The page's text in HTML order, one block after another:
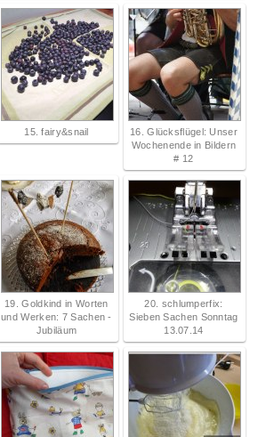
15. fairy&snail
16. Glücksflügel: Unser
Wochenende in Bildern
# 12
19. Goldkind in Worten
und Werken: 7 Sachen -
Jubiläum
20. schlumperfix:
Sieben Sachen Sonntag
13.07.14